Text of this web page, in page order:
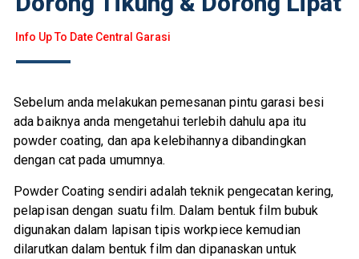
Info Up To Date Central Garasi
Sebelum anda melakukan pemesanan pintu garasi besi
ada baiknya anda mengetahui terlebih dahulu apa itu
powder coating, dan apa kelebihannya dibandingkan
dengan cat pada umumnya.
Powder Coating sendiri adalah teknik pengecatan kering,
pelapisan dengan suatu film. Dalam bentuk film bubuk
digunakan dalam lapisan tipis workpiece kemudian
dilarutkan dalam bentuk film dan dipanaskan untuk